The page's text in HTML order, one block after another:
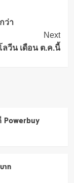
ว่า
Next
ลวีน เดือน ต.ค.นี้
Powerbuy
าท